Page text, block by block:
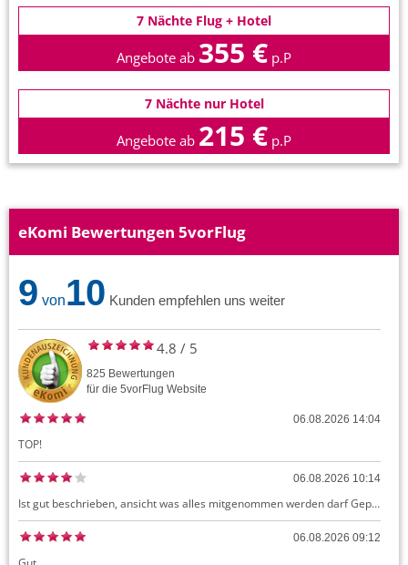
7 Nächte Flug + Hotel
Angebote ab 355 € p.P
7 Nächte nur Hotel
Angebote ab 215 € p.P
eKomi Bewertungen 5vorFlug
9 von10 Kunden empfehlen uns weiter
4.8 / 5
825 Bewertungen
für die 5vorFlug Website
06.08.2026 14:04
TOP!
06.08.2026 10:14
Ist gut beschrieben, ansicht was alles mitgenommen werden darf Gepäck dürfte auch kostenloses Handgepäck umfassen, ansonsten sehr easy zu machen
06.08.2026 09:12